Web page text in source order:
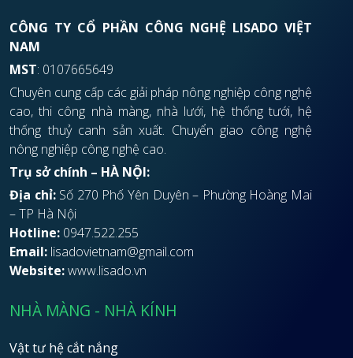
CÔNG TY CỔ PHẦN CÔNG NGHỆ LISADO VIỆT
NAM
MST: 0107665649
Chuyên cung cấp các giải pháp nông nghiệp công nghệ
cao, thi công nhà màng, nhà lưới, hệ thống tưới, hệ
thống thuỷ canh sản xuất. Chuyển giao công nghệ
nông nghiệp công nghệ cao.
Trụ sở chính – HÀ NỘI:
Địa chỉ:Số 270 Phố Yên Duyên – Phường Hoàng Mai
– TP Hà Nội
Hotline: 0947.522.255
Email: lisadovietnam@gmail.com
Website:www.lisado.vn
NHÀ MÀNG - NHÀ KÍNH
Vật tư hệ cắt nắng